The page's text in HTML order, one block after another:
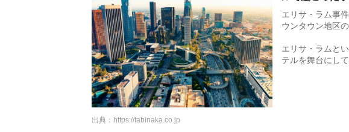
エリサ・ラム事
ウンタウン地区
エリサ・ラムと
テルを舞台にして
出典： https://tabinaka.co.jp